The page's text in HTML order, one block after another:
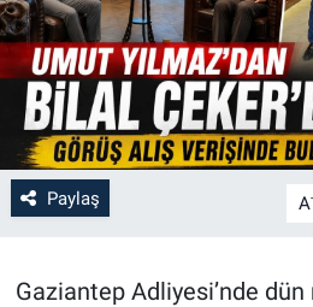
Paylaş A-
Gaziantep Adliyesi’nde